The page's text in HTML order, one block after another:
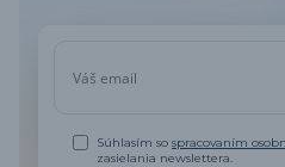
Súhlasím sospracovaním
zasielania newslettera.